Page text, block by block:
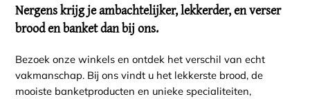
Nergens krijg je ambachtelijker, lekkerder, en verser
brood en banket dan bij ons.
Bezoek onze winkels en ontdek het verschil van echt
vakmanschap. Bij ons vindt u het lekkerste brood, de
mooiste banketproducten en unieke specialiteiten,